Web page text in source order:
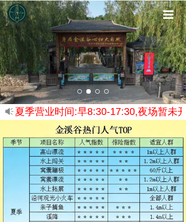
首
金
金
金
联
夏季营业时间:早8:30-17:30,夜场暂未开